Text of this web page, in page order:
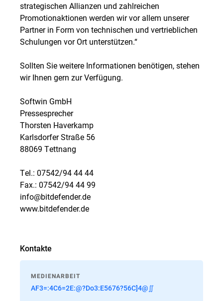
strategischen Allianzen und zahlreichen
Promotionaktionen werden wir vor allem unserer
Partner in Form von technischen und vertrieblichen
Schulungen vor Ort unterstützen.“
Sollten Sie weitere Informationen benötigen, stehen
wir Ihnen gern zur Verfügung.
Softwin GmbH
Pressesprecher
Thorsten Haverkamp
Karlsdorfer Straße 56
88069 Tettnang
Tel.: 07542/94 44 44
Fax.: 07542/94 44 99
info@bitdefender.de
www.bitdefender.de
Kontakte
MEDIENARBEIT
AF3=:4C6=2E:@?Do3:E5676?56C]4@∬